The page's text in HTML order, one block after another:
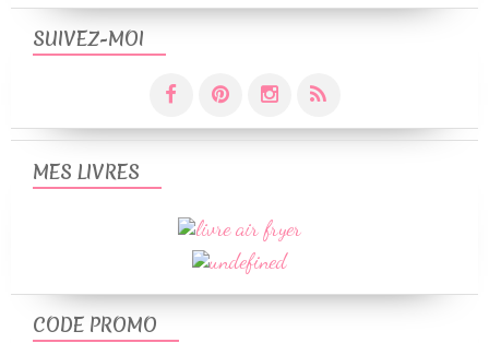
SUIVEZ-MOI
MES LIVRES
CODE PROMO